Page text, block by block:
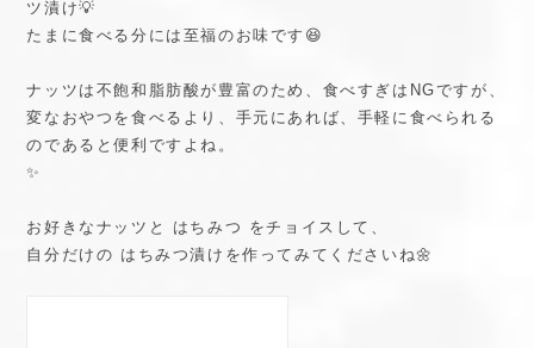
ツ漬け💡
たまに食べる分には至福のお味です😆
ナッツは不飽和脂肪酸が豊富のため、食べすぎはNGですが、
変なおやつを食べるより、手元にあれば、手軽に食べられる
のであると便利ですよね。
✨
お好きなナッツと はちみつ をチョイスして、
自分だけの はちみつ漬けを作ってみてくださいね🌼